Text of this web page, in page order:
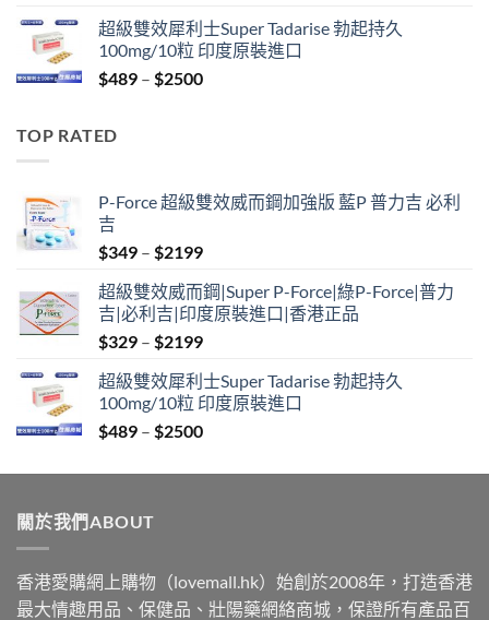
$799
through
$2099
超級雙效犀利士Super Tadarise 勃起持久
100mg/10粒 印度原裝進口
$489 – $2500Price
TOP RATED
P-Force 超級雙效威而鋼加強版 藍P 普力吉 必利
吉
$349 – $2199Price
$349
through
$2199
超級雙效威而鋼|Super P-Force|綠P-Force|普力
吉|必利吉|印度原裝進口|香港正品
$329 – $2199Price
$329
through
$2199
超級雙效犀利士Super Tadarise 勃起持久
100mg/10粒 印度原裝進口
$489 – $2500Price
$489
關於我們ABOUT
香港愛購網上購物（lovemall.hk）始創於2008年，打造香港
最大情趣用品、保健品、壯陽藥網絡商城，保證所有產品百